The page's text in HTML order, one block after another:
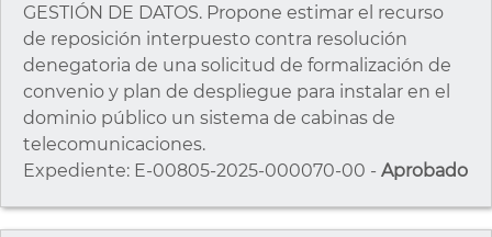
GESTIÓN DE DATOS. Propone estimar el recurso
de reposición interpuesto contra resolución
denegatoria de una solicitud de formalización de
convenio y plan de despliegue para instalar en el
dominio público un sistema de cabinas de
telecomunicaciones.
Expediente: E-00805-2025-000070-00 - Aprobado